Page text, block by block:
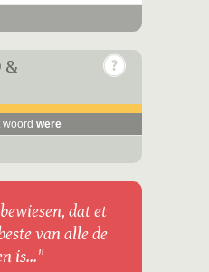
&
woord were
dat et
van alle de
is..."